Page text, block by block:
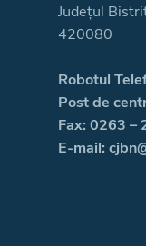
Județul
420080
Robotul
Post de
Fax: 0263 –
E-mail: